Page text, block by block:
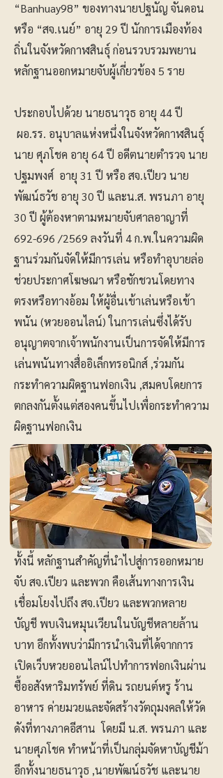
“Banhuay98” ของทางนายปฐนัญ จันดอน
หรือ “สจ.เนย์” อายุ 29 ปี นักการเมืองท้อง
ถิ่นในจังหวัดกาฬสินธุ์ ก่อนรวบรวมพยาน
หลักฐานออกหมายจับผู้เกี่ยวข้อง 5 ราย
ประกอบไปด้วย นายธนาวุธ อายุ 44 ปี
ผอ.รร. อนุบาลแห่งหนึ่งในจังหวัดกาฬสินธุ์
นาย ศุภโชค อายุ 64 ปี อดีตนายตำรวจ นาย
ปฐมพงศ์ อายุ 31 ปี หรือ สจ.เปียว นาย
พัฒน์ธวัช อายุ 30 ปี และน.ส. พรนภา อายุ
30 ปี ผู้ต้องหาตามหมายจับศาลอาญาที่
692-696 /2569 ลงวันที่ 4 ก.พ.ในความผิด
ฐานร่วมกันจัดให้มีการเล่น หรือทำอุบายล่อ
ช่วยประกาศโฆษณา หรือชักชวนโดยทาง
ตรงหรือทางอ้อม ให้ผู้อื่นเข้าเล่นหรือเข้า
พนัน (หวยออนไลน์) ในการเล่นซึ่งได้รับ
อนุญาตจากเจ้าพนักงานเป็นการจัดให้มีการ
เล่นพนันทางสื่ออิเล็กทรอนิกส์ ,ร่วมกัน
กระทำความผิดฐานฟอกเงิน ,สมคบโดยการ
ตกลงกันตั้งแต่สองคนขึ้นไปเพื่อกระทำความ
ผิดฐานฟอกเงิน
ทั้งนี้ หลักฐานสำคัญที่นำไปสู่การออกหมาย
จับ สจ.เปียว และพวก คือเส้นทางการเงิน
เชื่อมโยงไปถึง สจ.เปียว และพวกหลาย
บัญชี พบเงินหมุนเวียนในบัญชีหลายล้าน
บาท อีกทั้งพบว่ามีการนำเงินที่ได้จากการ
เปิดเว็บหวยออนไลน์ไปทำการฟอกเงินผ่าน
ซื้ออสังหาริมทรัพย์ ที่ดิน รถยนต์หรู ร้าน
อาหาร ค่ายมวยและจัดสร้างวัตถุมงคลให้วัด
ดังที่ทางภาคอีสาน โดยมี น.ส. พรนภา และ
นายศุภโชค ทำหน้าที่เป็นกลุ่มจัดหาบัญชีม้า
อีกทั้งนายธนาวุธ ,นายพัฒน์ธวัช และนาย